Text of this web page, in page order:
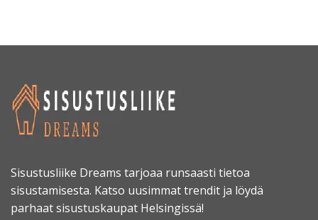
Sisustusliike Dreams tarjoaa runsaasti tietoa
sisustamisesta. Katso uusimmat trendit ja löydä
parhaat sisustuskaupat Helsingissä!